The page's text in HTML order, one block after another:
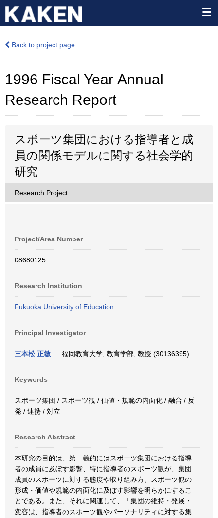
Back to project page
1996 Fiscal Year Annual
Research Report
スポーツ集団における指導者と成
員の関係モデルに関する社会学的
研究
Research Project
Project/Area Number
08680125
Research Institution
Fukuoka University of Education
Principal Investigator
三本松 正敏 福岡教育大学, 教育学部, 教授 (30136395)
Keywords
スポーツ集団 / スポーツ観 / 価値・規範の内面化 / 融合 / 反
発 / 連携 / 対立
Research Abstract
本研究の目的は、第一義的にはスポーツ集団における指導
者の成員に及ぼす影響、特に指導者のスポーツ観が、集団
成員のスポーツに対する態度や取り組み方、スポーツ観の
形成・価値や規範の内面化に及ぼす影響を明らかにするこ
とである。また、それに関連して、「集団の維持・発展・
変容は、指導者のスポーツ観やパーソナリティに対する集